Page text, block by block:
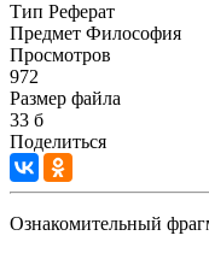
Тип Реферат
Предмет Философия
Просмотров
972
Размер файла
33 б
Поделиться
Ознакомительный